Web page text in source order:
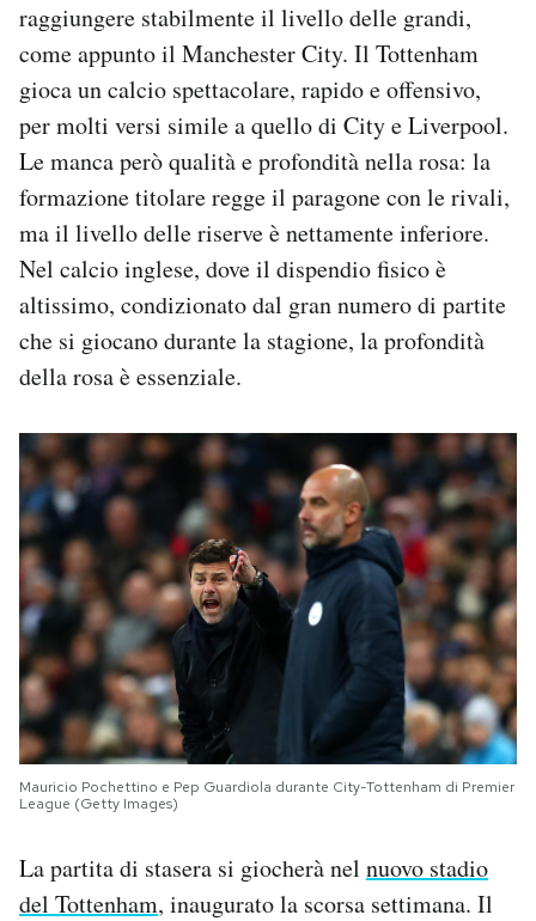
raggiungere stabilmente il livello delle grandi,
come appunto il Manchester City. Il Tottenham
gioca un calcio spettacolare, rapido e offensivo,
per molti versi simile a quello di City e Liverpool.
Le manca però qualità e profondità nella rosa: la
formazione titolare regge il paragone con le rivali,
ma il livello delle riserve è nettamente inferiore.
Nel calcio inglese, dove il dispendio fisico è
altissimo, condizionato dal gran numero di partite
che si giocano durante la stagione, la profondità
della rosa è essenziale.
Mauricio Pochettino e Pep Guardiola durante City-Tottenham di Premier
League (Getty Images)
La partita di stasera si giocherà nel nuovo stadio
del Tottenham, inaugurato la scorsa settimana. Il